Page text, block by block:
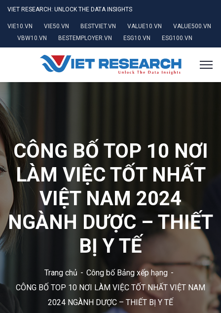
VIET RESEARCH: UNLOCK THE DATA INSIGHTS
VIE10.VN VIE50.VN BESTVIET.VN VALUE10.VN
VALUE500.VN
VBW10.VN
BESTEMPLOYER.VN ESG10.VN ESG100.VN
CÔNG BỐ TOP 10 NƠI
LÀM VIỆC TỐT NHẤT
VIỆT NAM 2024
NGÀNH DƯỢC – THIẾT
BỊ Y TẾ
Trang chủ
Công bố Bảng xếp hạng
CÔNG BỐ TOP 10 NƠI LÀM VIỆC TỐT NHẤT VIỆT NAM
2024 NGÀNH DƯỢC – THIẾT BỊ Y TẾ